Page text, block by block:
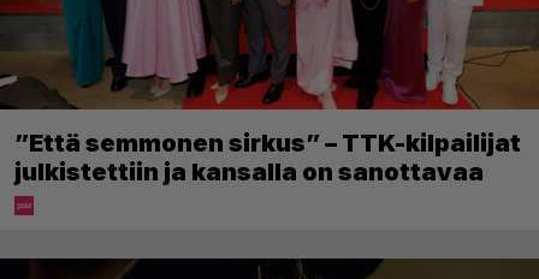
”Että semmonen sirkus” – TTK-kilpailijat
julkistettiin ja kansalla on sanottavaa